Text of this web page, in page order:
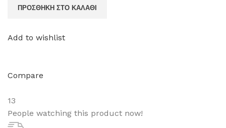
ΠΡΟΣΘΉΚΗ ΣΤΟ ΚΑΛΆΘΙ
Add to wishlist
Compare
13
People watching this product now!